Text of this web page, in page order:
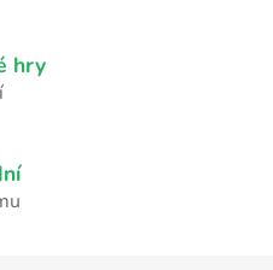
k
y
p
i
hry